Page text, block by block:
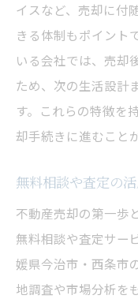
イスなど、売却に付
きる体制もポイント
いる会社では、売却
ため、次の生活設計
す。これらの特徴を
却手続きに進むこと
無料相談や査定の
不動産売却の第一歩
無料相談や査定サー
媛県今治市・西条市
地調査や市場分析を